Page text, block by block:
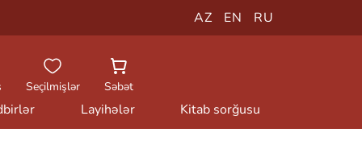
AZ EN RU
Seçilmişlər Səbət
Layihələr Kitab sorğusu